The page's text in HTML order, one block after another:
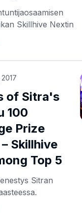
Skillhive Nextin
of Sitra's
100
Prize
Skillhive
Top 5
Sitran